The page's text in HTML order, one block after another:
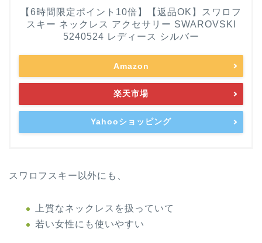
【6時間限定ポイント10倍】【返品OK】スワロフ
スキー ネックレス アクセサリー SWAROVSKI
5240524 レディース シルバー
Amazon
楽天市場
Yahooショッピング
スワロフスキー以外にも、
上質なネックレスを扱っていて
若い女性にも使いやすい